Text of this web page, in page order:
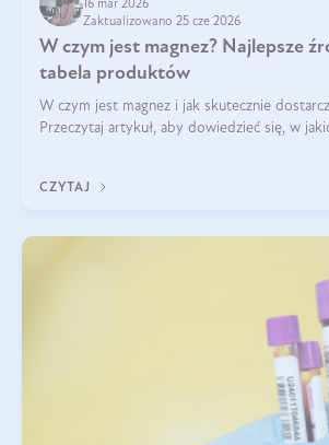
16 mar 2026
Zaktualizowano 25 cze 2026
W czym jest magnez? Najlepsze
tabela produktów
W czym jest magnez i jak skutecznie
Przeczytaj artykuł, aby dowiedzieć się, w
CZYTAJ